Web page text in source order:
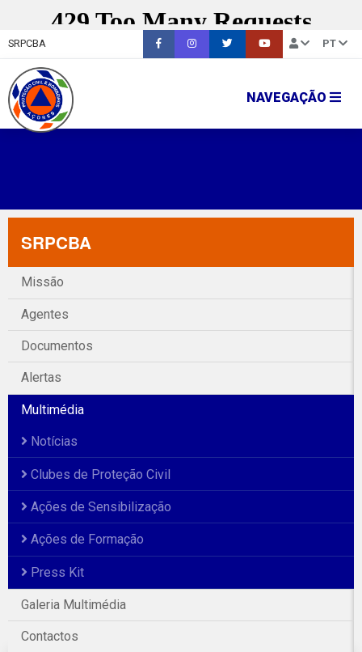
SRPCBA PT
NAVEGAÇÃO
SRPCBA
Missão
Agentes
Documentos
Alertas
Multimédia
Notícias
Clubes de Proteção Civil
Ações de Sensibilização
Ações de Formação
Press Kit
Galeria Multimédia
Contactos
Galeria Fotográfica